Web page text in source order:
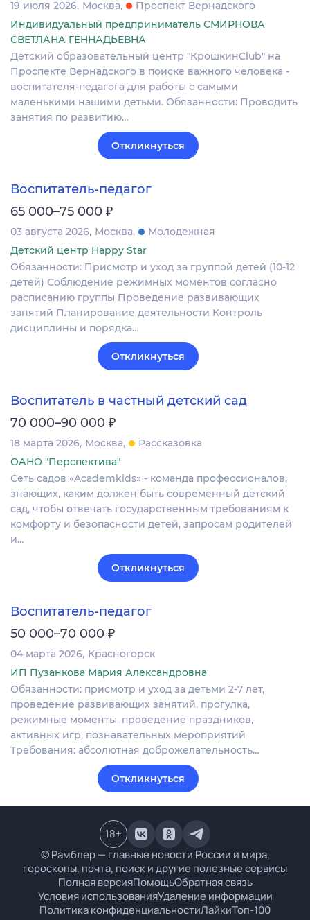
19 июля 2026 Москва
Проспект Вернадского
Индивидуальный предприниматель СМИРНОВА
СВЕТЛАНА ГЕННАДЬЕВНА
Детский образовательный центр "КрошкинClub" на
Проспекте Вернадского в поиске важного человека -
воспитателя-педагога для работы с самыми
маленькими нашими детьми. Обязанности: Проводить
занятия по развитию…
Откликнуться
Воспитатель-педагог
65 000–75 000 ₽
03 августа 2026 Москва
Молодежная
Детский центр Happy Star
Обязанности: Присмотр и уход за группой детей (10-12
детей) Соблюдение режимных моментов согласно
расписанию группы Проведение развивающих
занятий Планирование деятельности Контроль
дисциплины и порядка…
Откликнуться
Воспитатель в частный детский сад
70 000–90 000 ₽
18 марта 2026 Москва
Рассказовка
ОАНО "Перспектива"
Сеть садов «Academkids» - команда профессионалов,
знающих, каким должен быть современный детский
сад, чтобы отвечать государственным требованиям к
комфорту и безопасности детей, запросам родителей
и…
Откликнуться
Воспитатель-педагог
50 000–70 000 ₽
04 марта 2026 Красногорск
ИП Пузанкова Мария Александровна
Обязанности: присмотр и уход за детьми 2-7 лет,
проведение развивающих занятий, прогулка,
режимные моменты, проведение праздников,
активных игр, познавательных мероприятий
Требования: абсолютная доброжелательность…
Откликнуться
© Рамблер — главные новости России и мира,
гороскопы, почта, поиск и другие полезные сервисы
Полная версияПомощьОбратная связь
Условия использованияУдаление информации
Политика конфиденциальностиЛайкиТоп-100
18+